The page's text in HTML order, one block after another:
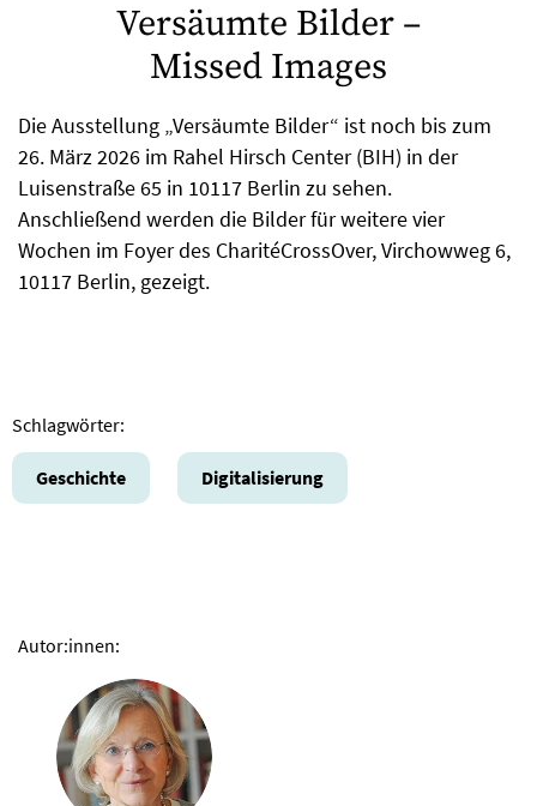
Versäumte Bilder –
Missed Images
Die Ausstellung „Versäumte Bilder“ ist noch bis zum
26. März 2026 im Rahel Hirsch Center (BIH) in der
Luisenstraße 65 in 10117 Berlin zu sehen.
Anschließend werden die Bilder für weitere vier
Wochen im Foyer des CharitéCrossOver, Virchowweg 6,
10117 Berlin, gezeigt.
Schlagwörter:
Geschichte Digitalisierung
Autor:innen: